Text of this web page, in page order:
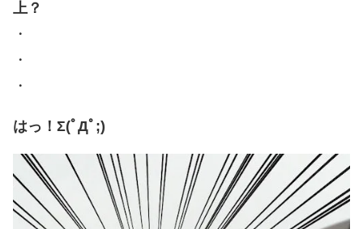
上？
・
・
・
はっ！Σ(ﾟДﾟ;)